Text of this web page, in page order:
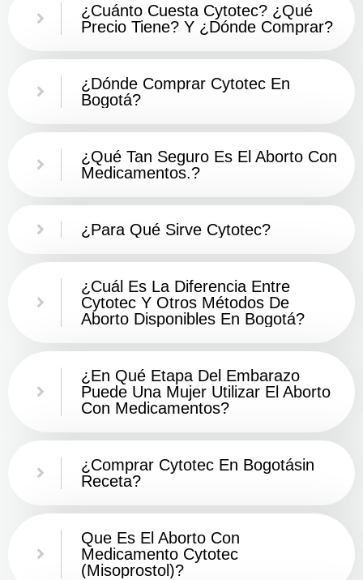
¿Cuánto Cuesta Cytotec? ¿Qué
Precio Tiene? Y ¿Dónde Comprar?
¿Dónde Comprar Cytotec En
Bogotá?
¿Qué Tan Seguro Es El Aborto Con
Medicamentos.?
¿Para Qué Sirve Cytotec?
¿Cuál Es La Diferencia Entre
Cytotec Y Otros Métodos De
Aborto Disponibles En Bogotá?
¿En Qué Etapa Del Embarazo
Puede Una Mujer Utilizar El Aborto
Con Medicamentos?
¿Comprar Cytotec En Bogotásin
Receta?
Que Es El Aborto Con
Medicamento Cytotec
(misoprostol)?